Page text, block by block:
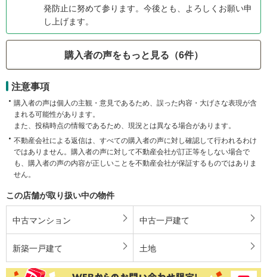
発防止に努めて参ります。今後とも、よろしくお願い申
し上げます。
購入者の声をもっと見る（6件）
注意事項
購入者の声は個人の主観・意見であるため、誤った内容・大げさな表現が含
まれる可能性があります。
また、投稿時点の情報であるため、現況とは異なる場合があります。
不動産会社による返信は、すべての購入者の声に対し確認して行われるわけ
ではありません。購入者の声に対して不動産会社が訂正等をしない場合で
も、購入者の声の内容が正しいことを不動産会社が保証するものではありま
せん。
この店舗が取り扱い中の物件
中古マンション 中古一戸建て
新築一戸建て 土地